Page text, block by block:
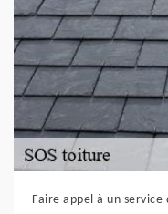
Faire appel à un